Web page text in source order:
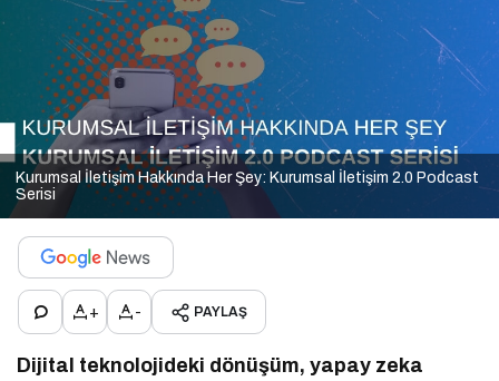
Kurumsal İletişim Hakkında Her Şey: Kurumsal İletişim 2.0 Podcast
Serisi
+ - PAYLAŞ
Dijital teknolojideki dönüşüm, yapay zeka